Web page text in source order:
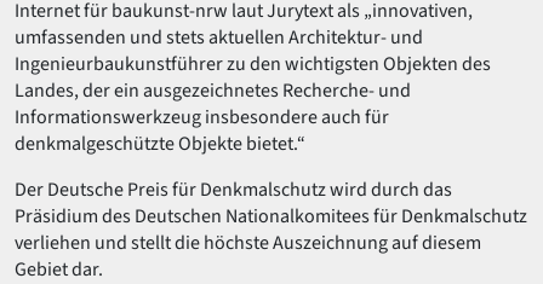
Über uns
Über baukunst-nrw
Fachbeirat
Freunde & Förderer
Kontakt
Impressum
Datenschutz
Suchbegriff eingeben
Internet für baukunst-nrw laut Jurytext als „innovativen,
umfassenden und stets aktuellen Architektur- und
Ingenieurbaukunstführer zu den wichtigsten Objekten des
Landes, der ein ausgezeichnetes Recherche- und
Informationswerkzeug insbesondere auch für
denkmalgeschützte Objekte bietet.“
Der Deutsche Preis für Denkmalschutz wird durch das
Präsidium des Deutschen Nationalkomitees für Denkmalschutz
verliehen und stellt die höchste Auszeichnung auf diesem
Gebiet dar.